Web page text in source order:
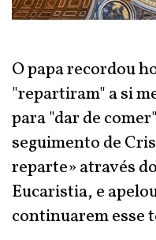
O papa recordou
"repartiram" a si
para "dar de
seguimento de
reparte» através
Eucaristia, e
continuarem esse